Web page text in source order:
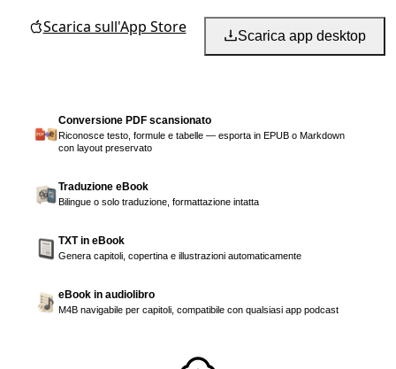
Scarica sull'App Store Scarica app desktop
Conversione PDF scansionato
Riconosce testo, formule e tabelle — esporta in EPUB o Markdown
con layout preservato
Traduzione eBook
Bilingue o solo traduzione, formattazione intatta
TXT in eBook
Genera capitoli, copertina e illustrazioni automaticamente
eBook in audiolibro
M4B navigabile per capitoli, compatibile con qualsiasi app podcast